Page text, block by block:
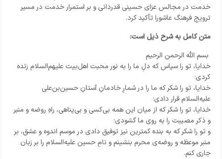
خدمت در مجالس عزای حسینی قدردانی و بر استمرار خدمت در مسیر
ترویج فرهنگ عاشورا تأکید کرد.
متن کامل به شرح ذیل است:
بسم الله الرحمن الرحیم
خدایا، تو را سپاس که دلِ ما را به نور محبت اهل‌بیت علیهم‌السلام زنده
کردی؛
خدایا، تو را شکر که ما را در شمارِ خادمانِ آستانِ حسین‌بن‌علی
علیه‌السلام قرار دادی؛
خدایا، تو را شکر که از میان این همه بی‌کسی و بی‌پناهی، راهِ روضه و منبر
و ذکر مصیبت را به روی ما گشودی؛
و تو را شکر که به بنده کمترین نیز توفیق دادی در موسم اندوه و عشق، بر
منبر موعظه و روضه‌ی محرم بنشینم و نامِ حسین علیه‌السلام را بر زبان
جاری کنم.